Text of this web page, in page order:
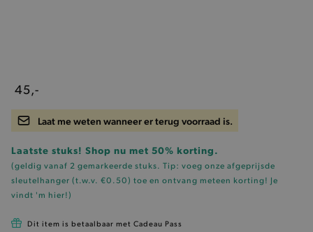
45,-
Laat me weten wanneer er terug voorraad is.
Laatste stuks! Shop nu met 50% korting.
(geldig vanaf 2 gemarkeerde stuks. Tip: voeg onze afgeprijsde
sleutelhanger (t.w.v. €0.50) toe en ontvang meteen korting! Je
vindt 'm hier!)
Dit item is betaalbaar met Cadeau Pass